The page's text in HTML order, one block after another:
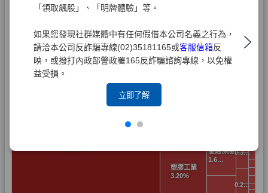
「領取飆股」、「明牌體驗」等。
如果您發現社群媒體中有任何假借本公司名義之行為，
請洽本公司反詐騙專線(02)35181165或客服信箱反
映，或撥打內政部警政署165反詐騙諮詢專線，以免權
益受損。
立即了解